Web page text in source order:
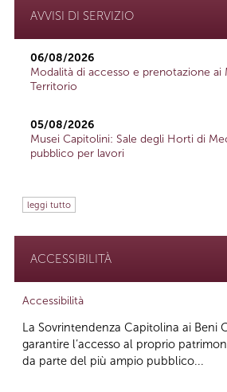
AVVISI DI SERVIZIO
06/08/2026
Modalità di accesso e prenotazione
Territorio
05/08/2026
Musei Capitolini: Sale degli Horti di
pubblico per lavori
leggi tutto
ACCESSIBILITÀ
Accessibilità
La Sovrintendenza Capitolina ai Beni
garantire l’accesso al proprio
da parte del più ampio pubblico...